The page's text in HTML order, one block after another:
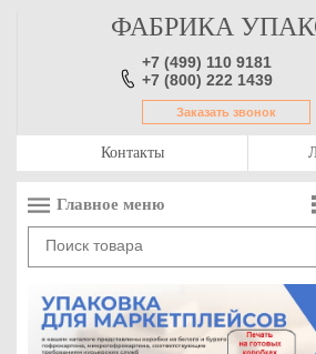
ФАБРИКА
+7 (499) 110 9181
+7 (800) 222 1439
Заказать звонок
Контакты
Главное меню